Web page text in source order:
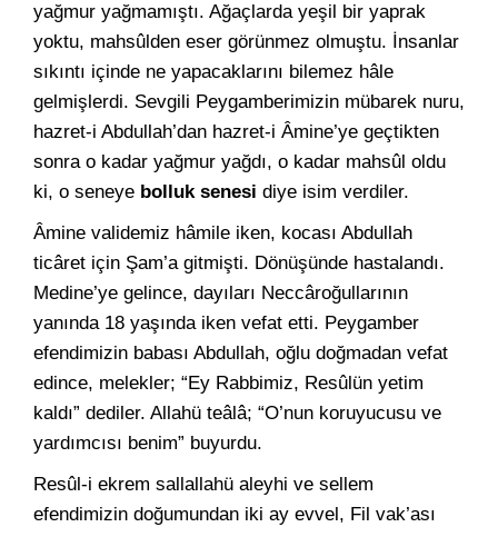
yağmur yağmamıştı. Ağaçlarda yeşil bir yaprak
yoktu, mahsûlden eser görünmez olmuştu. İnsanlar
sıkıntı içinde ne yapacaklarını bilemez hâle
gelmişlerdi. Sevgili Peygamberimizin mübarek nuru,
hazret-i Abdullah’dan hazret-i Âmine’ye geçtikten
sonra o kadar yağmur yağdı, o kadar mahsûl oldu
ki, o seneye bolluk senesi diye isim verdiler.
Âmine validemiz hâmile iken, kocası Abdullah
ticâret için Şam’a gitmişti. Dönüşünde hastalandı.
Medine’ye gelince, dayıları Neccâroğullarının
yanında 18 yaşında iken vefat etti. Peygamber
efendimizin babası Abdullah, oğlu doğmadan vefat
edince, melekler; “Ey Rabbimiz, Resûlün yetim
kaldı” dediler. Allahü teâlâ; “O’nun koruyucusu ve
yardımcısı benim” buyurdu.
Resûl-i ekrem sallallahü aleyhi ve sellem
efendimizin doğumundan iki ay evvel, Fil vak’ası